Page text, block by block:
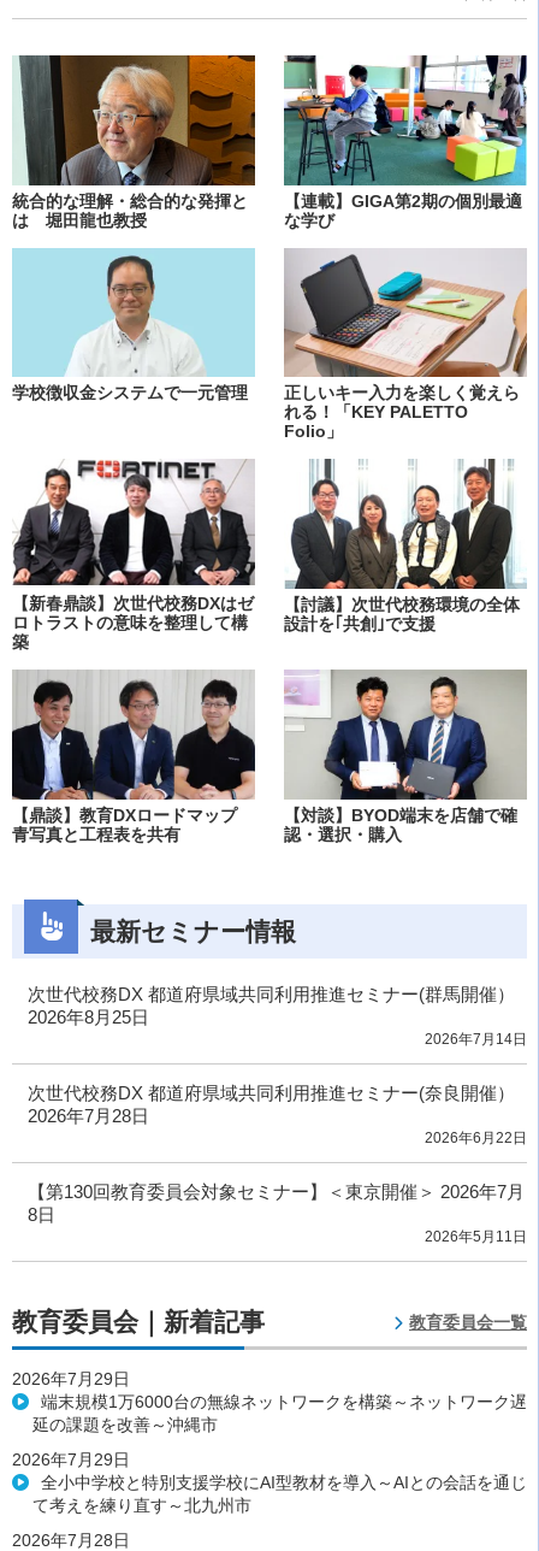
統合的な理解・総合的な発揮と
は 堀田龍也教授
【連載】GIGA第2期の個別最適
な学び
学校徴収金システムで一元管理
正しいキー入力を楽しく覚えら
れる！「KEY PALETTO
Folio」
【新春鼎談】次世代校務DXはゼ
ロトラストの意味を整理して構
築
【討議】次世代校務環境の全体
設計を｢共創｣で支援
【鼎談】教育DXロードマップ
青写真と工程表を共有
【対談】BYOD端末を店舗で確
認・選択・購入
最新セミナー情報
次世代校務DX 都道府県域共同利用推進セミナー(群馬開催）
2026年8月25日
2026年7月14日
次世代校務DX 都道府県域共同利用推進セミナー(奈良開催）
2026年7月28日
2026年6月22日
【第130回教育委員会対象セミナー】＜東京開催＞ 2026年7月
8日
2026年5月11日
教育委員会｜新着記事 教育委員会一覧
2026年7月29日
端末規模1万6000台の無線ネットワークを構築～ネットワーク遅
延の課題を改善～沖縄市
2026年7月29日
全小中学校と特別支援学校にAI型教材を導入～AIとの会話を通じ
て考えを練り直す～北九州市
2026年7月28日